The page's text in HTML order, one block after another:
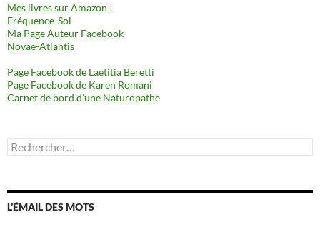
Mes livres sur Amazon !
Fréquence-Soi
Ma Page Auteur Facebook
Novae-Atlantis
Page Facebook de Laetitia Beretti
Page Facebook de Karen Romani
Carnet de bord d’une Naturopathe
Rechercher :
L’ÉMAIL DES MOTS